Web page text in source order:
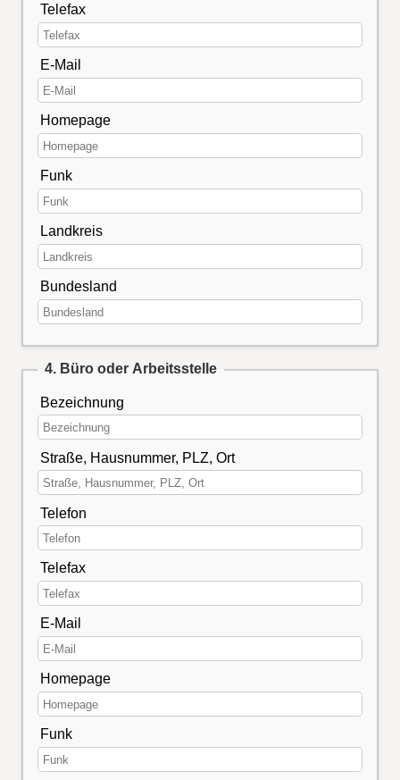
Telefax
E-Mail
Homepage
Funk
Landkreis
Bundesland
4. Büro oder Arbeitsstelle
Bezeichnung
Straße, Hausnummer, PLZ, Ort
Telefon
Telefax
E-Mail
Homepage
Funk